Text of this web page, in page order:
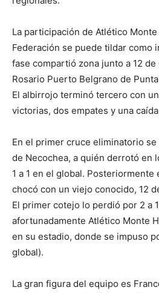
La participación de Atlético
Federación se puede tildar como
fase compartió zona junto a 12
Rosario Puerto Belgrano de
El albirrojo terminó tercero con
victorias, dos empates y una
En el primer cruce eliminatorio
de Necochea, a quién derrotó en
1 a 1 en el global. Posteriormente
chocó con un viejo conocido, 12
El primer cotejo lo perdió por 2 a
afortunadamente Atlético Monte
en su estadio, donde se impuso
global).
La gran figura del equipo es